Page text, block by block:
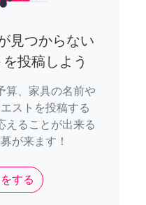
見つからない
投稿しよう
算、家具の名前や
ストを投稿する
えることが出来る
が来ます！
する